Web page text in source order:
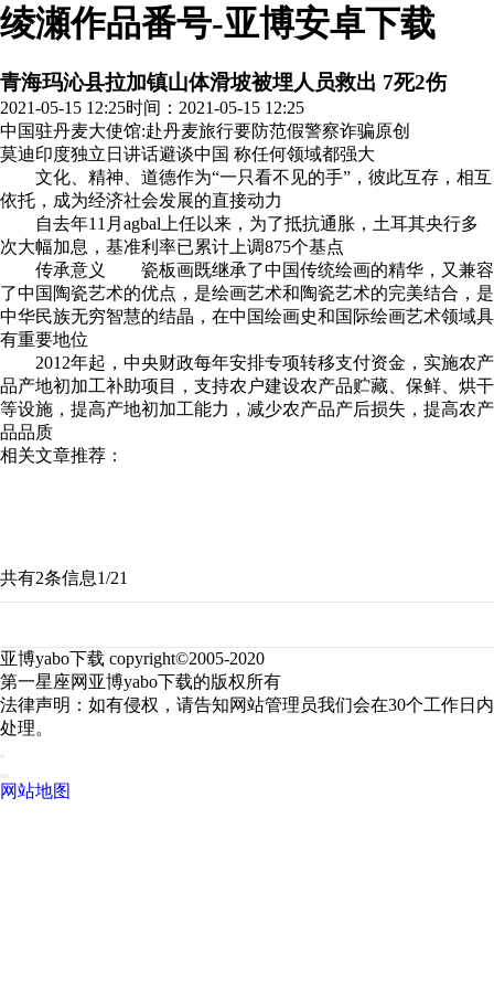
绫瀬作品番号-亚博安卓下载
青海玛沁县拉加镇山体滑坡被埋人员救出 7死2伤
2021-05-15 12:25时间：2021-05-15 12:25
中国驻丹麦大使馆:赴丹麦旅行要防范假警察诈骗原创
莫迪印度独立日讲话避谈中国 称任何领域都强大
文化、精神、道德作为“一只看不见的手”，彼此互存，相互
依托，成为经济社会发展的直接动力
自去年11月agbal上任以来，为了抵抗通胀，土耳其央行多
次大幅加息，基准利率已累计上调875个基点
传承意义 瓷板画既继承了中国传统绘画的精华，又兼容
了中国陶瓷艺术的优点，是绘画艺术和陶瓷艺术的完美结合，是
中华民族无穷智慧的结晶，在中国绘画史和国际绘画艺术领域具
有重要地位
2012年起，中央财政每年安排专项转移支付资金，实施农产
品产地初加工补助项目，支持农户建设农产品贮藏、保鲜、烘干
等设施，提高产地初加工能力，减少农产品产后损失，提高农产
品品质
相关文章推荐：
共有2条信息1/21
亚博yabo下载 copyright©2005-2020
第一星座网亚博yabo下载的版权所有
法律声明：如有侵权，请告知网站管理员我们会在30个工作日内
处理。
网站地图